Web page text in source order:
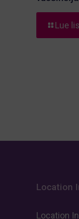
Lue
Location
Location